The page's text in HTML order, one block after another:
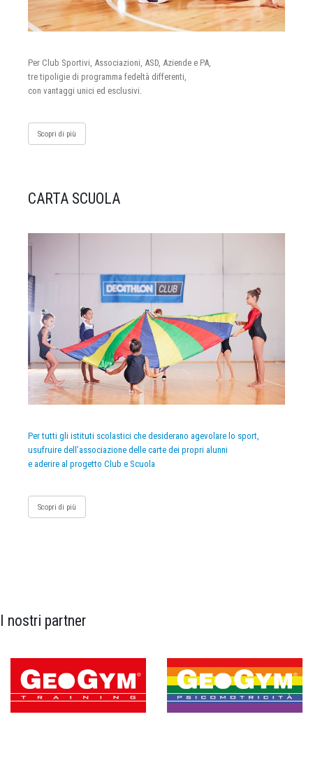
Per Club Sportivi, Associazioni, ASD, Aziende e PA,
tre tipoligie di programma fedeltà differenti,
con vantaggi unici ed esclusivi.
Scopri di più
CARTA SCUOLA
Per tutti gli istituti scolastici che desiderano agevolare lo sport,
usufruire dell’associazione delle carte dei propri alunni
e aderire al progetto Club e Scuola
Scopri di più
I nostri partner